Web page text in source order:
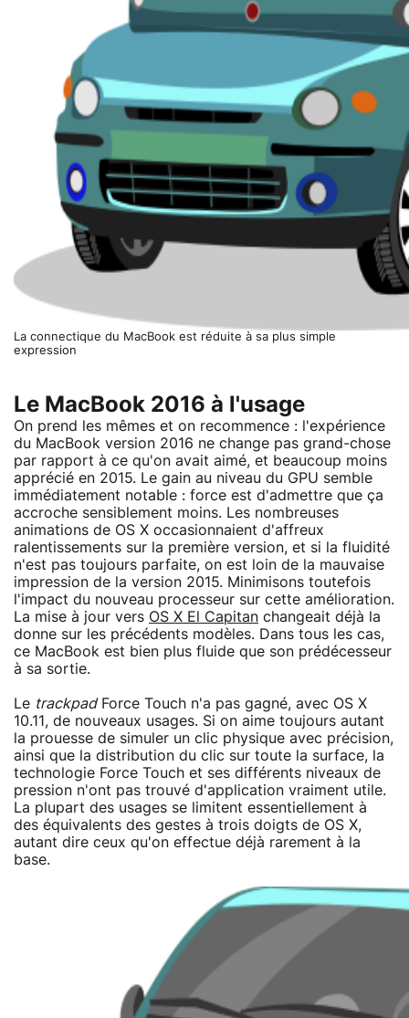
La connectique du MacBook est réduite à sa plus simple
expression
Le MacBook 2016 à l'usage
On prend les mêmes et on recommence : l'expérience
du MacBook version 2016 ne change pas grand-chose
par rapport à ce qu'on avait aimé, et beaucoup moins
apprécié en 2015. Le gain au niveau du GPU semble
immédiatement notable : force est d'admettre que ça
accroche sensiblement moins. Les nombreuses
animations de OS X occasionnaient d'affreux
ralentissements sur la première version, et si la fluidité
n'est pas toujours parfaite, on est loin de la mauvaise
impression de la version 2015. Minimisons toutefois
l'impact du nouveau processeur sur cette amélioration.
La mise à jour vers OS X El Capitan changeait déjà la
donne sur les précédents modèles. Dans tous les cas,
ce MacBook est bien plus fluide que son prédécesseur
à sa sortie.
Le trackpadForce Touch n'a pas gagné, avec OS X
10.11, de nouveaux usages. Si on aime toujours autant
la prouesse de simuler un clic physique avec précision,
ainsi que la distribution du clic sur toute la surface, la
technologie Force Touch et ses différents niveaux de
pression n'ont pas trouvé d'application vraiment utile.
La plupart des usages se limitent essentiellement à
des équivalents des gestes à trois doigts de OS X,
autant dire ceux qu'on effectue déjà rarement à la
base.